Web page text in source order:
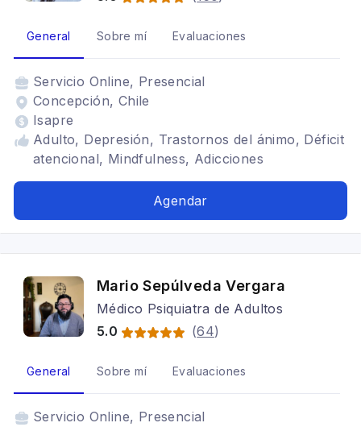
General Sobre mí Evaluaciones
Servicio Online, Presencial
Concepción, Chile
Isapre
Adulto, Depresión, Trastornos del ánimo, Déficit
atencional, Mindfulness, Adicciones
Agendar
Mario Sepúlveda Vergara
Médico Psiquiatra de Adultos
5.0
(64)
General Sobre mí Evaluaciones
Servicio Online, Presencial